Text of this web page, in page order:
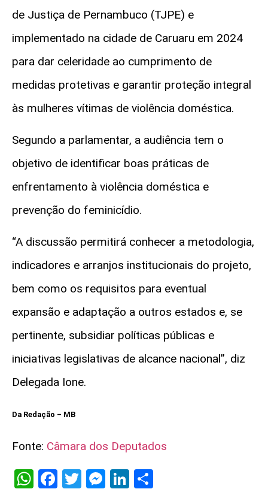
de Justiça de Pernambuco (TJPE) e
implementado na cidade de Caruaru em 2024
para dar celeridade ao cumprimento de
medidas protetivas e garantir proteção integral
às mulheres vítimas de violência doméstica.
Segundo a parlamentar, a audiência tem o
objetivo de identificar boas práticas de
enfrentamento à violência doméstica e
prevenção do feminicídio.
“A discussão permitirá conhecer a metodologia,
indicadores e arranjos institucionais do projeto,
bem como os requisitos para eventual
expansão e adaptação a outros estados e, se
pertinente, subsidiar políticas públicas e
iniciativas legislativas de alcance nacional”, diz
Delegada Ione.
Da Redação – MB
Fonte: Câmara dos Deputados
WhatsApp
Facebook
Twitter
Messenger
LinkedIn